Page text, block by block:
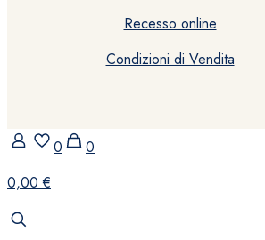
Recesso online
Condizioni di Vendita
0
0
0,00 €